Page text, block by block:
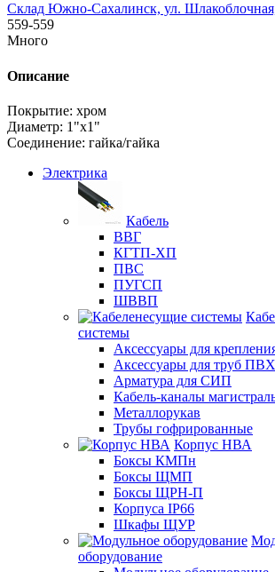
Склад Южно-Сахалинск, ул.
559-559
Много
Описание
Покрытие: хром
Диаметр: 1"х1"
Соединение: гайка/гайка
Электрика
Кабель
ВВГ
КГТП-ХП
ПВС
ПУГСП
ШВВП
системы
Аксессуары для
Аксессуары для труб ПВХ
Арматура для СИП
Кабель-каналы
Металлорукав
Трубы гофрированные
Корпус НВА
Боксы КМПн
Боксы ЩМП
Боксы ЩРН-П
Корпуса IP66
Шкафы ЩУР
оборудование